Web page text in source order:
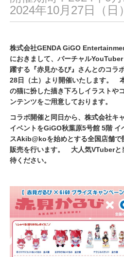
2024年10月27日（日）
株式会社GENDA GiGO
におきまして、バーチャル
躍する『赤見かるび』さんとのコラ
28日（土）より開催いたします。
の猫に扮した描き下ろしイラストや
ンテンツをご用意しております。
コラボ開催と同日から、株式会社キ
イベントをGiGO秋葉原5号館 5階
スAkib@koを始めとする全国店舗で
販売を行います。 大人気VTuberと
待ください。